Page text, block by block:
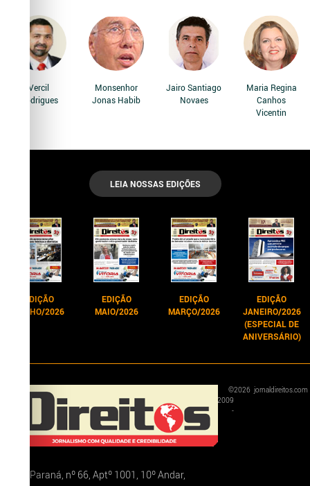
Vercil
Rodrigues
Monsenhor
Jonas Habib
Jairo Santiago
Novaes
Maria Regina
Canhos
Vicentin
LEIA NOSSAS EDIÇÕES
EDIÇÃO
JUNHO/2026
EDIÇÃO
MAIO/2026
EDIÇÃO
MARÇO/2026
EDIÇÃO
JANEIRO/2026
(ESPECIAL DE
ANIVERSÁRIO)
Rua Paraná, nº 66, Aptº 1001, 10º Andar,
©
2009
-
2026 jornaldireitos.com